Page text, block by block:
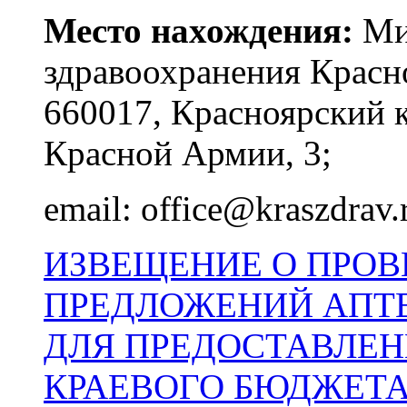
Место нахождения:
здравоохранения
660017, Красноярский
Красной Армии, 3;
email:
ИЗВЕЩЕНИЕ О
ПРЕДЛОЖЕНИЙ
ДЛЯ
КРАЕВОГО БЮДЖЕТА